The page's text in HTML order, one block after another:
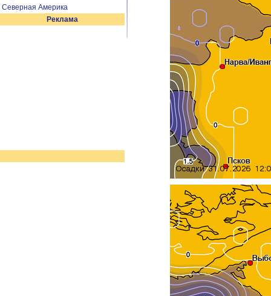
Северная Америка
Реклама